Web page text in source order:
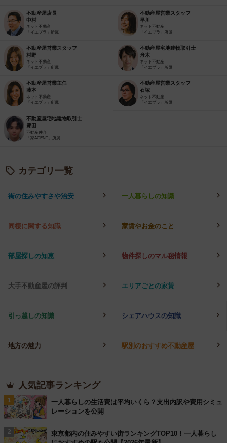
不動産屋店長
中村
ネット不動産
「イエプラ」所属
不動産屋営業スタッフ
早川
ネット不動産
「イエプラ」所属
不動産屋営業スタッフ
村野
ネット不動産
「イエプラ」所属
不動産屋宅地建物取引士
舟木
ネット不動産
「イエプラ」所属
不動産屋営業主任
藤本
ネット不動産
「イエプラ」所属
不動産屋営業スタッフ
石塚
ネット不動産
「イエプラ」所属
不動産屋宅地建物取引士
豊田
不動産仲介
「家AGENT」所属
カテゴリ一覧
街の住みやすさや治安 一人暮らしの知識
同棲に関する知識 家賃やお金のこと
部屋探しの知恵 物件探しのマル秘情報
大手不動産屋の評判 エリアごとの家賃
引っ越しの知識 シェアハウスの知識
地方の魅力 駅別のおすすめ不動産屋
人気記事ランキング
1
一人暮らしの生活費は平均いくら？支出内訳や費用シミュ
レーションを公開
2
東京都内の住みやすい街ランキングTOP10！一人暮らし